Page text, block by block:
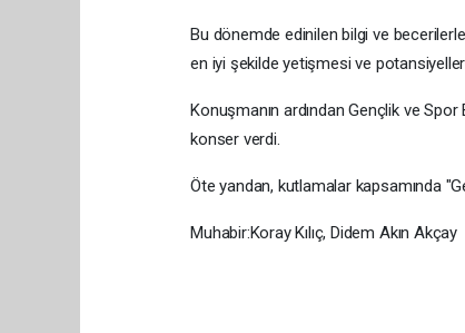
Bu dönemde edinilen bilgi ve
en iyi şekilde yetişmesi ve
Konuşmanın ardından Gençlik ve
konser verdi.
Öte yandan, kutlamalar kapsamında
Muhabir:Koray Kılıç, Didem Akın Akçay